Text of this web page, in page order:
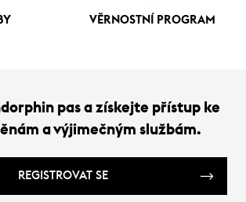
VĚRNOSTNÍ PROGRAM
pas a získejte přístup ke
a výjimečným službám.
REGISTROVAT SE